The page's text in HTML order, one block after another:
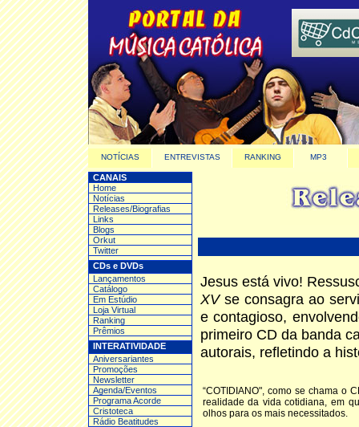
NOTÍCIAS ENTREVISTAS RANKING MP3
CANAIS
Home
Notícias
Releases/Biografias
Links
Blogs
Orkut
Twitter
CDs e DVDs
Lançamentos
Catálogo
Em Estúdio
Loja Virtual
Ranking
Prêmios
INTERATIVIDADE
Aniversariantes
Promoções
Newsletter
Agenda/Eventos
Programa Acorde
Cristoteca
Rádio Beatitudes
Jesus está vivo!
XVse consagra ao
e contagioso,
primeiro CD da banda
autorais, refletindo a
“COTIDIANO", como se chama o
realidade da vida cotidiana, em
olhos para os mais necessitados.